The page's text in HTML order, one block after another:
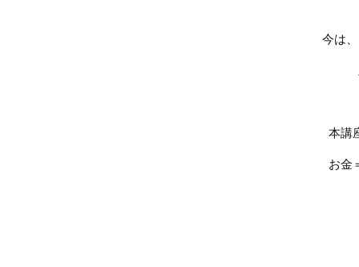
今は
本講
お金